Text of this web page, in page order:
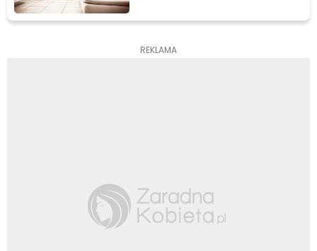
REKLAMA